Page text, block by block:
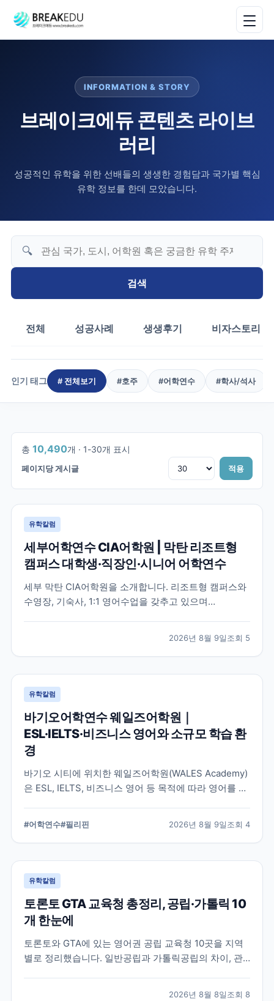
INFORMATION & STORY
브레이크에듀 콘텐츠 라이브
러리
성공적인 유학을 위한 선배들의 생생한 경험담과 국가별 핵심
유학 정보를 한데 모았습니다.
🔍
검색
전체 성공사례 생생후기 비자스토리
인기 태그 # 전체보기 #호주 #어학연수 #학사/석사
총 10,490개 · 1-30개 표시
페이지당 게시글 적용
1/350
유학칼럼
세부어학연수 CIA어학원 | 막탄 리조트형
캠퍼스 대학생·직장인·시니어 어학연수
세부 막탄 CIA어학원을 소개합니다. 리조트형 캠퍼스와
수영장, 기숙사, 1:1 영어수업을 갖추고 있으며
크에듀에서 과정과 기숙사 잔여 여부를 확인하세요.
2026년 8월 9일조회 5
유학칼럼
바기오어학연수 웨일즈어학원｜
ESL·IELTS·비즈니스 영어와 소규모 학습 환
경
바기오 시티에 위치한 웨일즈어학원(WALES Academy)
은 ESL, IELTS, 비즈니스 영어 등 목적에 따라 영어를 공
을 중요하게 보는 분들이 살펴볼 만한 학교입니다.
#어학연수#필리핀 2026년 8월 9일조회 4
유학칼럼
토론토 GTA 교육청 총정리, 공립·가톨릭 10
개 한눈에
토론토와 GTA에 있는 영어권 공립 교육청 10곳을 지역
별로 정리했습니다. 일반공립과 가톨릭공립의 차이, 관
2026년 8월 8일조회 8